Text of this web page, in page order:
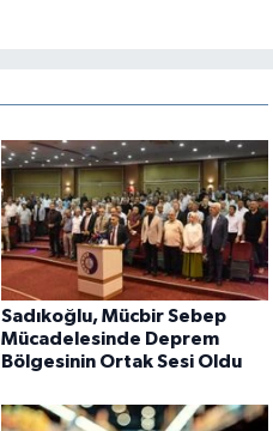
Sadıkoğlu, Mücbir Sebep
Mücadelesinde Deprem
Bölgesinin Ortak Sesi Oldu